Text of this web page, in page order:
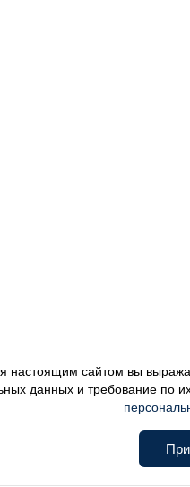
настоящим сайтом вы
данных и требование по